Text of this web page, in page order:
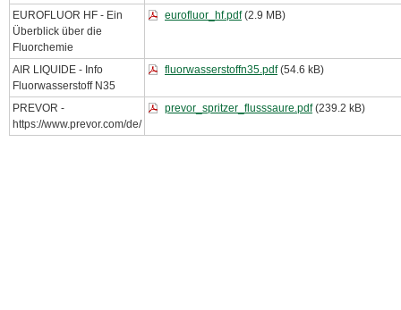
EUROFLUOR HF - Ein
Überblick über die
Fluorchemie
eurofluor_hf.pdf(2.9 MB)
AIR LIQUIDE - Info
Fluorwasserstoff N35
fluorwasserstoffn35.pdf(54.6 kB)
PREVOR -
https://www.prevor.com/de/
prevor_spritzer_flusssaure.pdf(239.2 kB)